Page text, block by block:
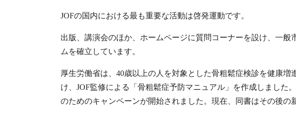
JOFの国内における最も重要な活動は啓発運動です。
出版、講演会のほか、ホームページに質問コーナーを設け、一
ムを確立しています。
厚生労働省は、40歳以上の人を対象とした骨粗鬆症検診を健康
け、JOF監修による「骨粗鬆症予防マニュアル」を作成しました
のためのキャンペーンが開始されました。現在、同書はその後の